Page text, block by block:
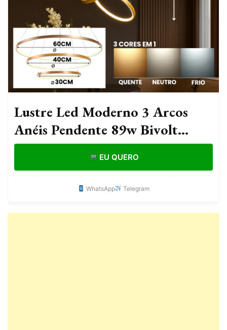
Lustre Led Moderno 3 Arcos
Anéis Pendente 89w Bivolt
110v/22
EU QUERO
WhatsApp Telegram